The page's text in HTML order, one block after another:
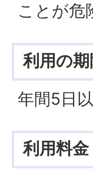
ことが危
利用の期
年間5日
利用料金